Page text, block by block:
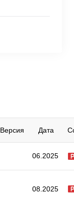
Версия Дата
06.2025
08.2025